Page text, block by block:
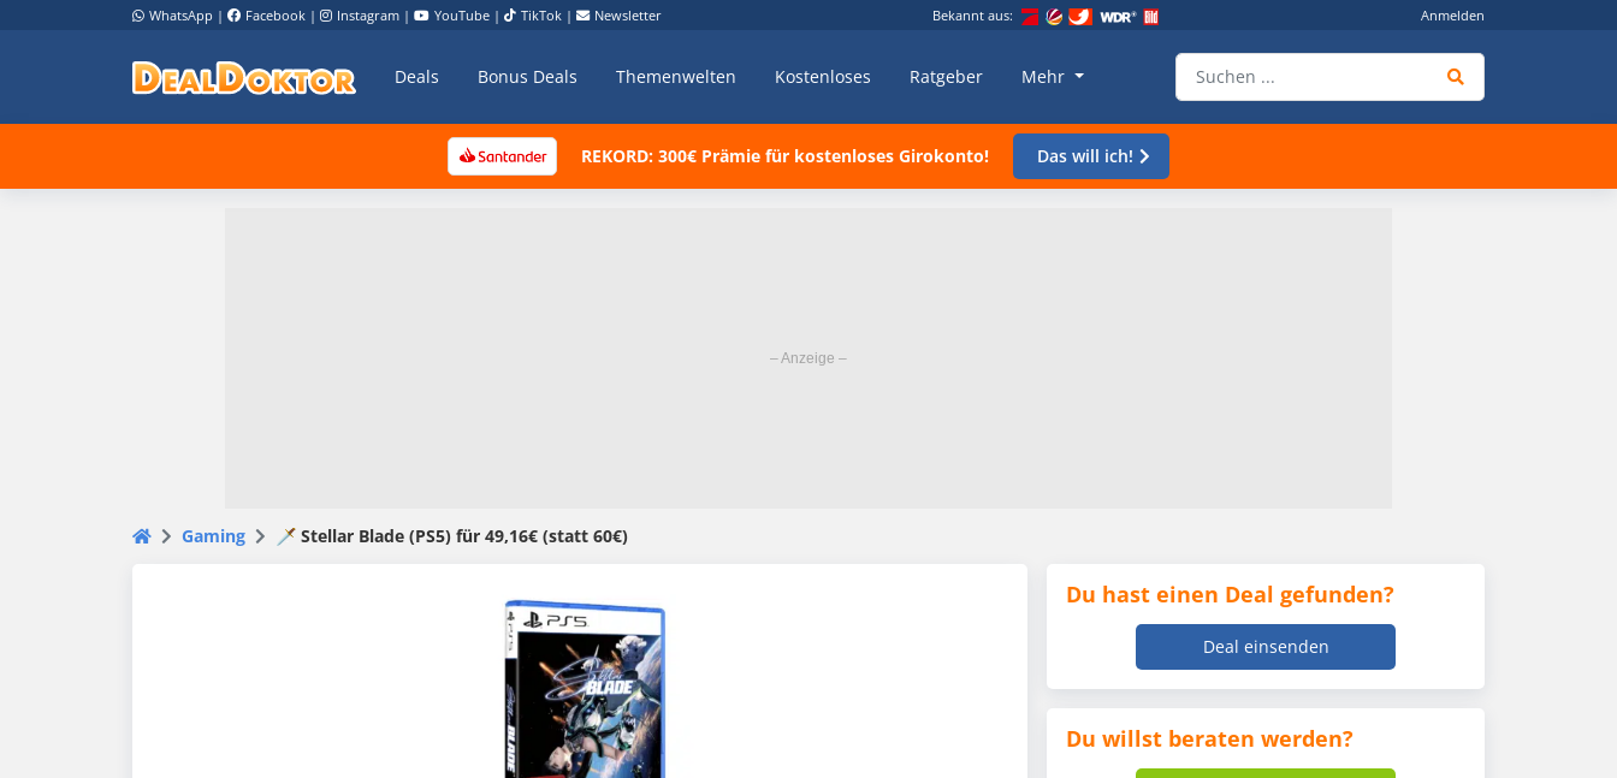
WhatsApp | Facebook | Instagram | YouTube | TikTok | Newsletter Bekannt aus: Anmelden
Deals Bonus Deals Themenwelten Kostenloses Ratgeber Mehr
REKORD: 300€ Prämie für kostenloses Girokonto! Das will ich!
Gaming 🗡️ Stellar Blade (PS5) für 49,16€ (statt 60€)
Du hast einen Deal gefunden?
Deal einsenden
Du willst beraten werden?